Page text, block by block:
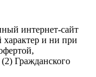
интернет-сайт
и ни при
Гражданского